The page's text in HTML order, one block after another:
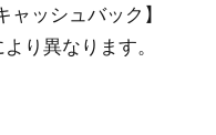
ャッシュバック】
り異なります。